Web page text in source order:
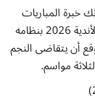
خبرة المباريات
الكبرى، وذلك لضمان المنافسة على لقب مونديال الأندية 2026 بنظامه
أن يتقاضى النجم